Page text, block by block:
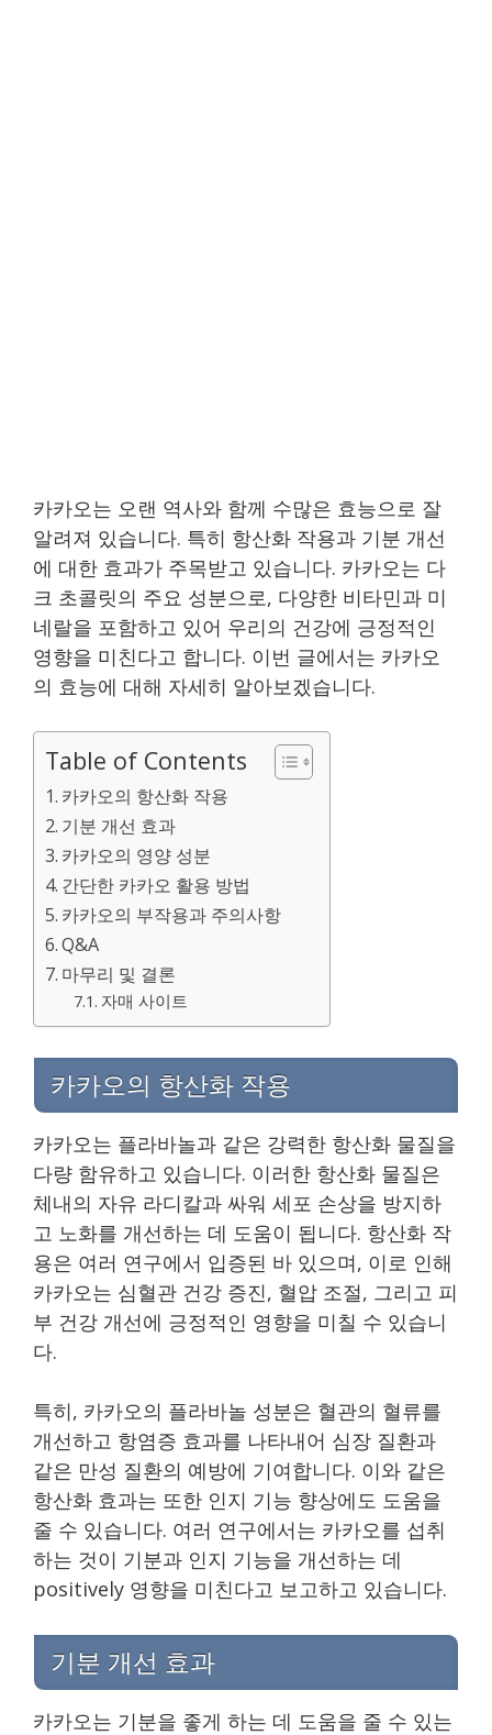
카카오는 오랜 역사와 함께 수많은 효능으로 잘
알려져 있습니다. 특히 항산화 작용과 기분 개선
에 대한 효과가 주목받고 있습니다. 카카오는 다
크 초콜릿의 주요 성분으로, 다양한 비타민과 미
네랄을 포함하고 있어 우리의 건강에 긍정적인
영향을 미친다고 합니다. 이번 글에서는 카카오
의 효능에 대해 자세히 알아보겠습니다.
Table of Contents
카카오의 항산화 작용
기분 개선 효과
카카오의 영양 성분
간단한 카카오 활용 방법
카카오의 부작용과 주의사항
Q&A
마무리 및 결론
자매 사이트
카카오의 항산화 작용
카카오는 플라바놀과 같은 강력한 항산화 물질을
다량 함유하고 있습니다. 이러한 항산화 물질은
체내의 자유 라디칼과 싸워 세포 손상을 방지하
고 노화를 개선하는 데 도움이 됩니다. 항산화 작
용은 여러 연구에서 입증된 바 있으며, 이로 인해
카카오는 심혈관 건강 증진, 혈압 조절, 그리고 피
부 건강 개선에 긍정적인 영향을 미칠 수 있습니
다.
특히, 카카오의 플라바놀 성분은 혈관의 혈류를
개선하고 항염증 효과를 나타내어 심장 질환과
같은 만성 질환의 예방에 기여합니다. 이와 같은
항산화 효과는 또한 인지 기능 향상에도 도움을
줄 수 있습니다. 여러 연구에서는 카카오를 섭취
하는 것이 기분과 인지 기능을 개선하는 데
positively 영향을 미친다고 보고하고 있습니다.
기분 개선 효과
카카오는 기분을 좋게 하는 데 도움을 줄 수 있는